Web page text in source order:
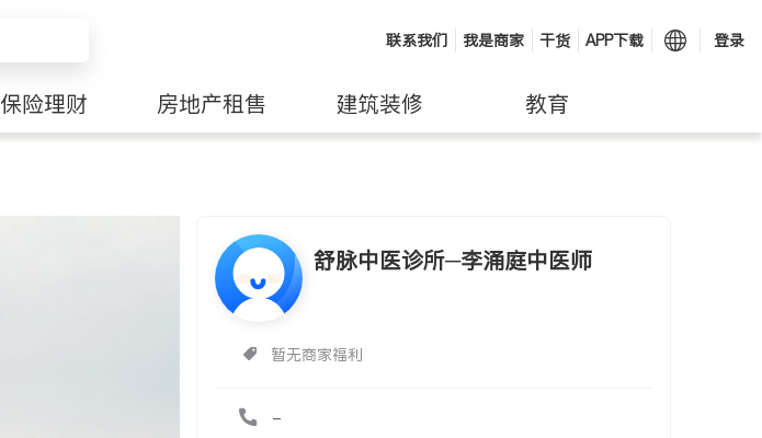
联系我们 我是商家 干货 APP下载 登录
保险理财 房地产租售 建筑装修 教育
舒脉中医诊所─李涌庭中医师
暂无商家福利
-